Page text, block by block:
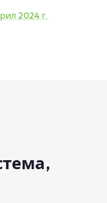
2024 г.